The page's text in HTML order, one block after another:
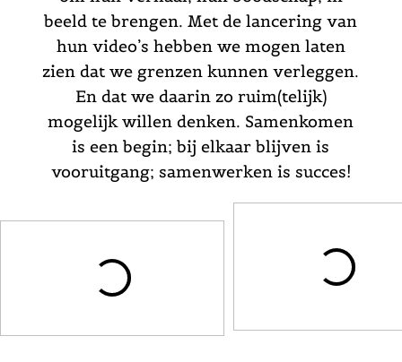
beeld te brengen. Met de lancering van
hun video’s hebben we mogen laten
zien dat we grenzen kunnen verleggen.
En dat we daarin zo ruim(telijk)
mogelijk willen denken. Samenkomen
is een begin; bij elkaar blijven is
vooruitgang; samenwerken is succes!